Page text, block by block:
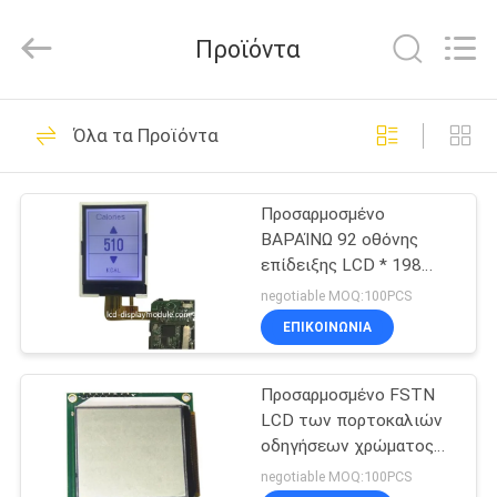
ΑΡΧΙΚΉ
ΣΕΛΊΔΑ
ΠΡΟΪΌΝΤΑ
ΒΊΝΤΕΟ
ΣΧΕΤΙΚΆ
ΕΜΆΣ
Technology.
TFT LCD Οθόνη
37
ενότητα βαραίνω
LCD
26
Προϊόντα
Όλα τα Προϊόντα
Προσαρμοσμένο
ΒΑΡΑΊΝΩ 92 οθόνης
επίδειξης LCD * 198
γραφική Drive τάση STN
3.0V
negotiable MOQ:100PCS
ΕΠΙΚΟΙΝΩΝΊΑ
Προσαρμοσμένο FSTN
LCD των πορτοκαλιών
οδηγήσεων χρώματος
οθόνη τμήμα
negotiable MOQ:100PCS